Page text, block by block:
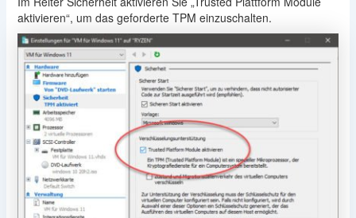
aktivieren“, um das geforderte TPM einzuschalten.